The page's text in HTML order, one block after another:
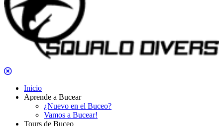
Inicio
Aprende a Bucear
¿Nuevo en el Buceo?
Vamos a Bucear!
Tours de Buceo